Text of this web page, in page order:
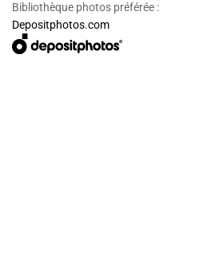
Bibliothèque photos préférée :
Depositphotos.com